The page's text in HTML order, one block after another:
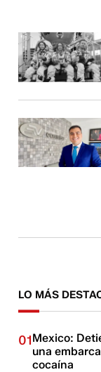
LO MÁS
01Mexico:
una
cocaína